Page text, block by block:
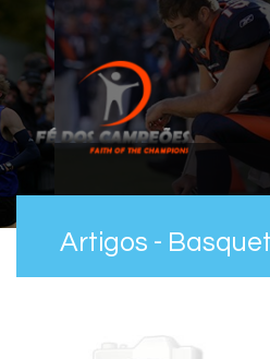
Artigos -